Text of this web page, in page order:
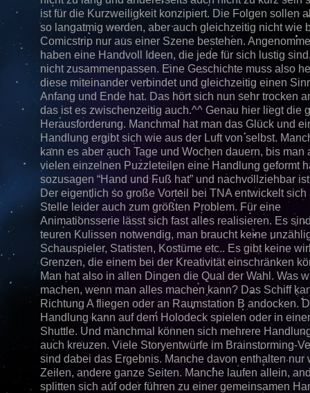
ist für die Kurzweiligkeit konzipiert. Die Folgen sollen
so langatmig werden, aber auch gleichzeitig nicht wie
Comicstrip nur aus einer Szene bestehen.
haben eine Handvoll Ideen, die jede für sich lustig
nicht zusammenpassen. Eine Geschichte muss also
diese miteinander verbindet und gleichzeitig einen
Anfang und Ende hat. Das hört sich nun sehr trocken
das ist es zwischenzeitig auch.^^ Genau hier liegt die
Herausforderung. Manchmal hat man das Glück und
Handlung ergibt sich wie aus der Luft von selbst.
kann es aber auch Tage und Wochen dauern, bis man
vielen einzelnen Puzzleteilen eine Handlung geformt
sozusagen “Hand und Fuß hat” und nachvollziehbar
Der eigentlich so große Vorteil bei TNA entwickelt sich
Stelle leider auch zum größten Problem. Für eine
Animationsserie lässt sich fast alles realisieren. Es
teuren Kulissen notwendig, man braucht keine
Schauspieler, Statisten, Kostüme etc.. Es gibt keine
Grenzen, die einem bei der Kreativität einschränken
Man hat also in allen Dingen die Qual der Wahl. Was
machen, wenn man alles machen kann? Das Schiff
Richtung A fliegen oder an Raumstation B andocken.
Handlung kann auf dem Holodeck spielen oder in
Shuttle. Und manchmal können sich mehrere
auch kreuzen. Viele Storyentwürfe im Brainstorming-
sind dabei das Ergebnis. Manche davon enthalten nur
Zeilen, andere ganze Seiten. Manche laufen allein,
splitten sich auf oder führen zu einer gemeinsamen